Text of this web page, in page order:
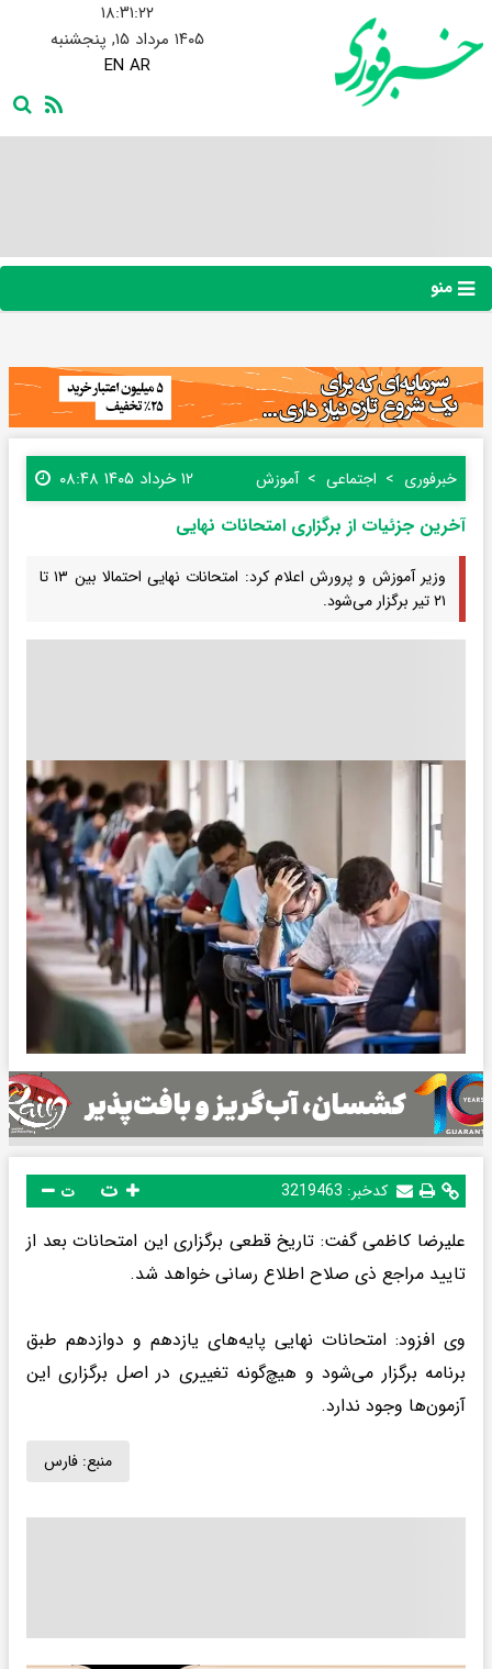
۱۸:۳۱:۲۳
۱۴۰۵ مرداد ۱۵, پنجشنبه
EN AR
منو
خبرفوری اجتماعی آموزش ۱۲ خرداد ۱۴۰۵ ۰۸:۴۸
آخرین جزئیات از برگزاری امتحانات نهایی
وزیر آموزش و پرورش اعلام کرد: امتحانات نهایی احتمالا بین ۱۳ تا
۲۱ تیر برگزار می‌شود.
کدخبر: 3219463 ت
علیرضا کاظمی گفت: تاریخ قطعی برگزاری این امتحانات بعد از
تایید مراجع ذی صلاح اطلاع رسانی خواهد شد.
وی افزود: امتحانات نهایی پایه‌های یازدهم و دوازدهم طبق
برنامه برگزار می‌شود و هیچ‌گونه تغییری در اصل برگزاری این
آزمون‌ها وجود ندارد.
منبع: فارس